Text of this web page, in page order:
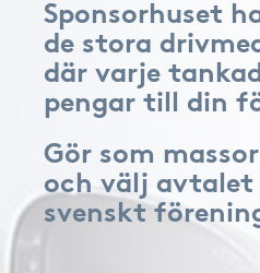
Sponsorhuset
de stora
där varje
pengar till din
Gör som
och välj
svenskt